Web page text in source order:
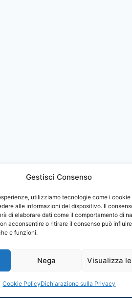
Gestisci Consenso
utilizziamo tecnologie come i cookie
alle informazioni del dispositivo. Il
di elaborare dati come il comportamento di
acconsentire o ritirare il consenso può
e funzioni.
Nega Visualizza
Cookie PolicyDichiarazione sulla Privacy